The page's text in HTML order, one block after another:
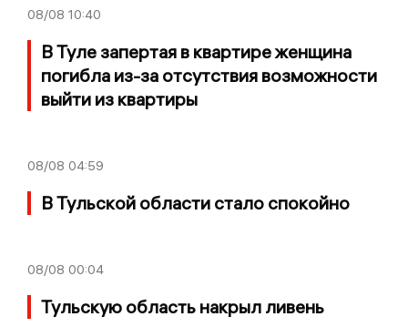
08/08 10:40
В Туле запертая в квартире женщина
погибла из-за отсутствия возможности
выйти из квартиры
08/08 04:59
В Тульской области стало спокойно
08/08 00:04
Тульскую область накрыл ливень